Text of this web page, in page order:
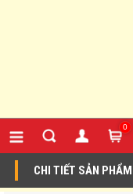
0
CHI TIẾT SẢN PHẨM